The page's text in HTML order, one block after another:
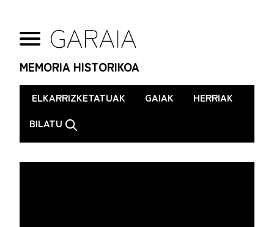
MEMORIA HISTORIKOA
. ELKARRIZKETATUAK GAIAK
HERRIAK
BILATU